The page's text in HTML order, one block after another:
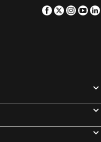
Facebook
Twitter